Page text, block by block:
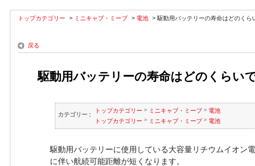
トップカテゴリー > ミニキャブ・ミーブ > 電池 >駆動用バッテリーの寿命はどのくら
戻る
駆動用バッテリーの寿命はどのくらい
カテゴリー :
トップカテゴリー > ミニキャブ・ミーブ > 電池
トップカテゴリー > ミニキャブ・ミーブ > 電池
駆動用バッテリーに使用している大容量リチウムイオン
に伴い航続可能距離が短くなります。